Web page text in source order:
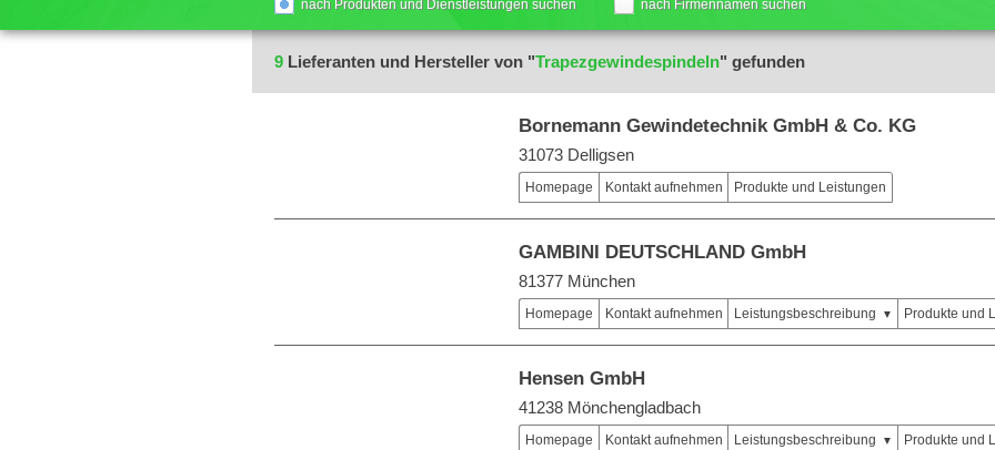
nach Produkten und Dienstleistungen suchen nach Firmennamen suchen
9 Lieferanten und Hersteller von "Trapezgewindespindeln" gefunden
Bornemann Gewindetechnik GmbH & Co. KG
31073 Delligsen
Homepage Kontakt aufnehmen Produkte und Leistungen
GAMBINI DEUTSCHLAND GmbH
81377 München
Homepage Kontakt aufnehmen Leistungsbeschreibung Produkte und
Hensen GmbH
41238 Mönchengladbach
Homepage Kontakt aufnehmen Leistungsbeschreibung Produkte und